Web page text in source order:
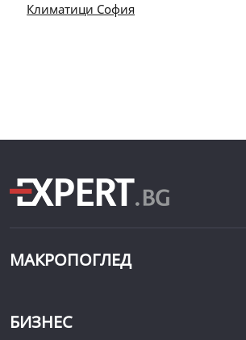
Климатици София
МАКРОПОГЛЕД
БИЗНЕС